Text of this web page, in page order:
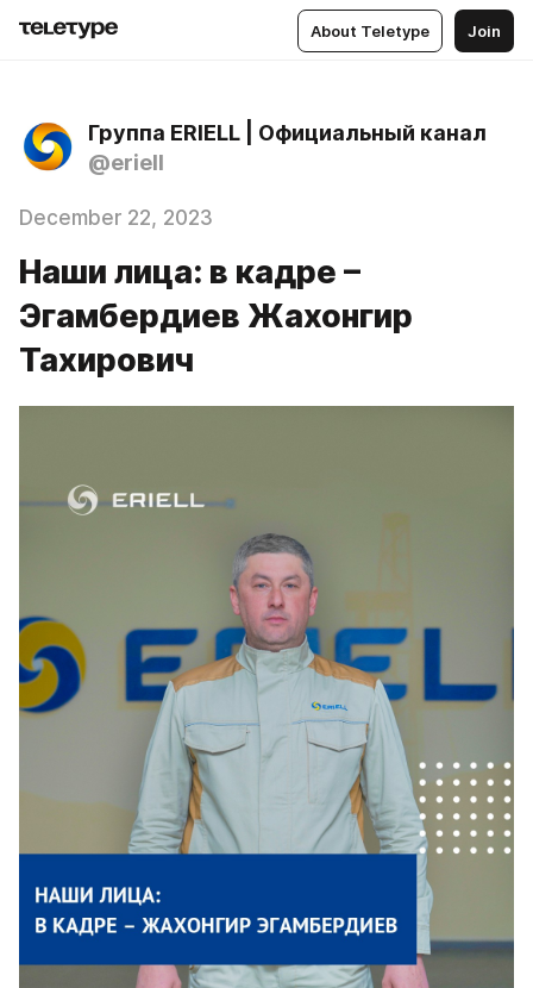
About Teletype Join
Группа ERIELL | Официальный канал
@eriell
December 22, 2023
Наши лица: в кадре –
Эгамбердиев Жахонгир
Тахирович